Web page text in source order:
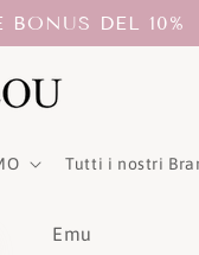
BONUS DEL 10%
Tutti i nostri
Emu